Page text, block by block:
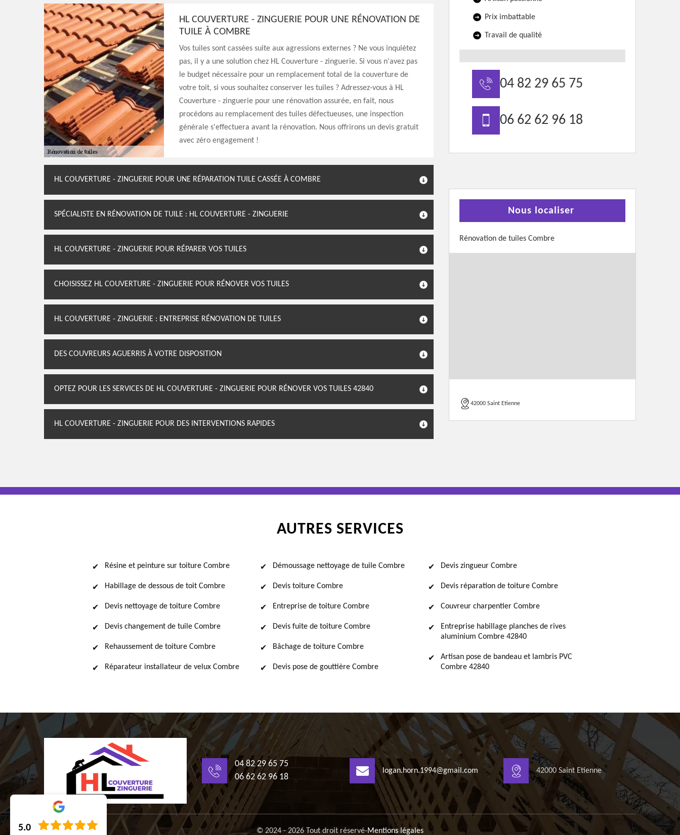
HL COUVERTURE - ZINGUERIE POUR UNE RÉNOVATION DE
TUILE À COMBRE
Vos tuiles sont cassées suite aux agressions externes ? Ne vous inquiétez
pas, il y a une solution chez HL Couverture - zinguerie. Si vous n'avez pas
le budget nécessaire pour un remplacement total de la couverture de
votre toit, si vous souhaitez conserver les tuiles ? Adressez-vous à HL
Couverture - zinguerie pour une rénovation assurée, en fait, nous
procédons au remplacement des tuiles défectueuses, une inspection
générale s'effectuera avant la rénovation. Nous offrirons un devis gratuit
avec zéro engagement !
HL COUVERTURE - ZINGUERIE POUR UNE RÉPARATION TUILE CASSÉE À COMBRE
SPÉCIALISTE EN RÉNOVATION DE TUILE : HL COUVERTURE - ZINGUERIE
HL COUVERTURE - ZINGUERIE POUR RÉPARER VOS TUILES
CHOISISSEZ HL COUVERTURE - ZINGUERIE POUR RÉNOVER VOS TUILES
HL COUVERTURE - ZINGUERIE : ENTREPRISE RÉNOVATION DE TUILES
DES COUVREURS AGUERRIS À VOTRE DISPOSITION
OPTEZ POUR LES SERVICES DE HL COUVERTURE - ZINGUERIE POUR RÉNOVER VOS TUILES 42840
HL COUVERTURE - ZINGUERIE POUR DES INTERVENTIONS RAPIDES
Prix imbattable
Travail de qualité
04 82 29 65 75
06 62 62 96 18
Nous localiser
Rénovation de tuiles Combre
42000 Saint Etienne
AUTRES SERVICES
Résine et peinture sur toiture Combre
Habillage de dessous de toit Combre
Devis nettoyage de toiture Combre
Devis changement de tuile Combre
Rehaussement de toiture Combre
Réparateur installateur de velux Combre
Démoussage nettoyage de tuile Combre
Devis toiture Combre
Entreprise de toiture Combre
Devis fuite de toiture Combre
Bâchage de toiture Combre
Devis pose de gouttière Combre
Devis zingueur Combre
Devis réparation de toiture Combre
Couvreur charpentier Combre
Entreprise habillage planches de rives
aluminium Combre 42840
Artisan pose de bandeau et lambris PVC
Combre 42840
04 82 29 65 75
06 62 62 96 18
logan.horn.1994@gmail.com 42000 Saint Etienne
© 2024 - 2026 Tout droit réservé-Mentions légales
5.0